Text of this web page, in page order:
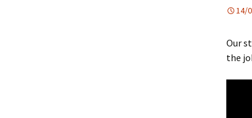
14/
Our
the